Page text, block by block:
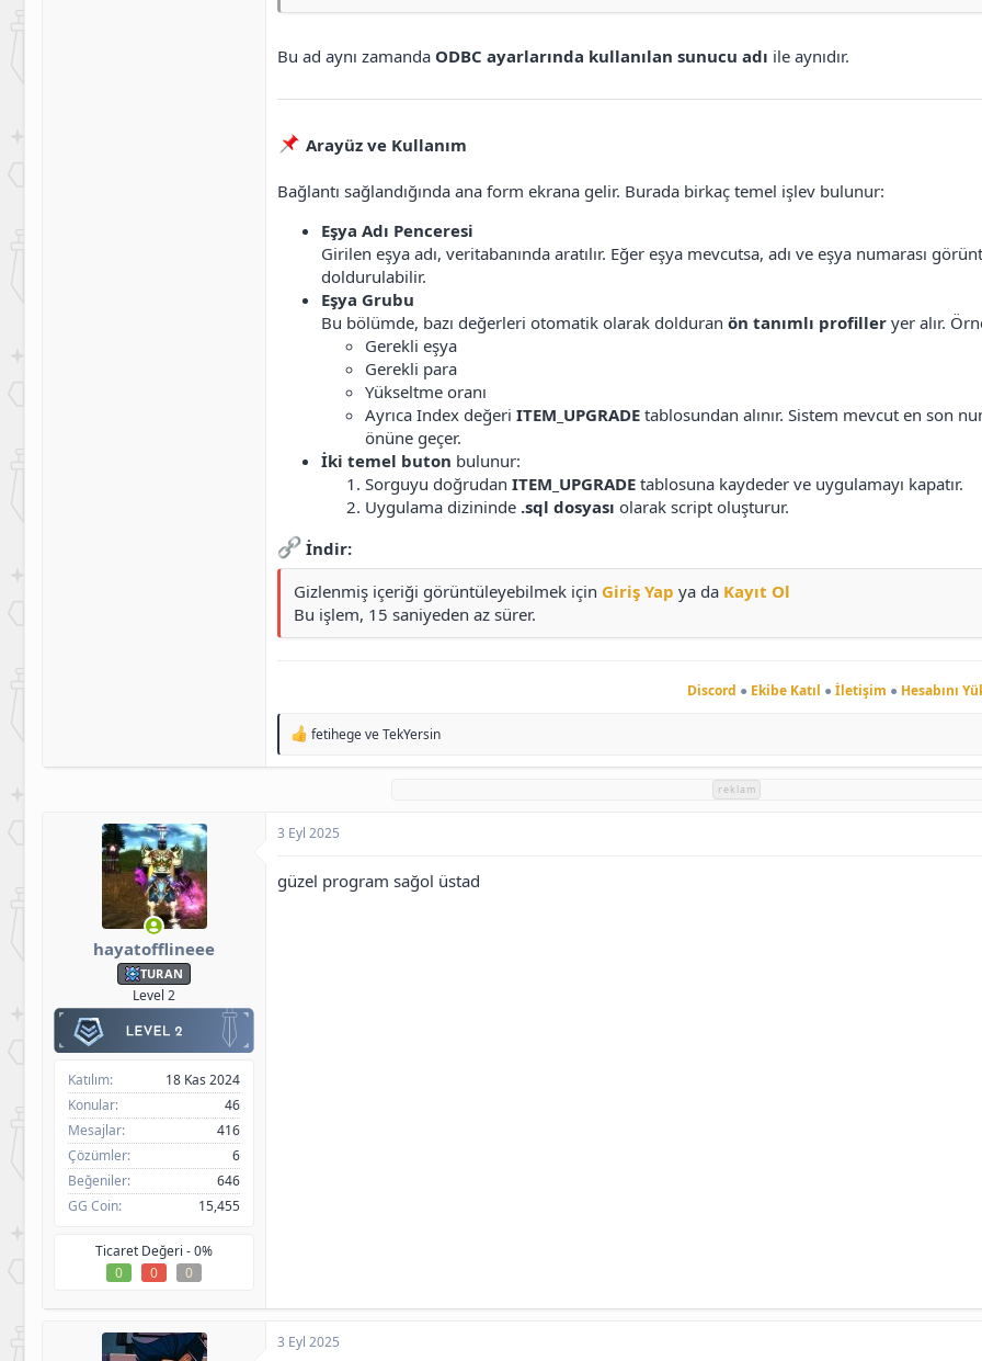
Bu ad aynı zamanda ODBC ayarlarında kullanılan sunucu adı ile aynıdır.
Arayüz ve Kullanım
Bağlantı sağlandığında ana form ekrana gelir. Burada birkaç temel işlev bulunur:
Eşya Adı Penceresi
Girilen eşya adı, veritabanında aratılır. Eğer eşya mevcutsa, adı ve eşya numarası
doldurulabilir.
Eşya Grubu
Bu bölümde, bazı değerleri otomatik olarak dolduran ön tanımlı profiller yer alır.
Gerekli eşya
Gerekli para
Yükseltme oranı
Ayrıca Index değeri ITEM_UPGRADE tablosundan alınır. Sistem mevcut en son
önüne geçer.
İki temel buton bulunur:
Sorguyu doğrudan ITEM_UPGRADE tablosuna kaydeder ve uygulamayı kapatır.
Uygulama dizininde .sql dosyası olarak script oluşturur.
İndir:
Gizlenmiş içeriği görüntüleyebilmek için Giriş Yap ya da Kayıt Ol
Bu işlem, 15 saniyeden az sürer.
Discord ● Ekibe Katıl ● İletişim ● Hesabını
T
p
e
fetihegeveTekYersin
reklam
hayatofflineee
TURAN
Level 2
Katılım
18 Kas 2024
Konular
46
Mesajlar
416
Çözümler
6
Beğeniler
646
GG Coin
15,455
Ticaret Değeri -0%
0
0 0
3 Eyl 2025
güzel program sağol üstad
3 Eyl 2025